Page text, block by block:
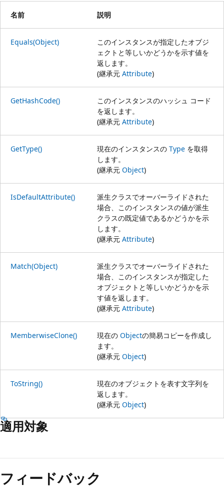
名前 説明
Equals(Object)
このインスタンスが指定したオブジ
ェクトと等しいかどうかを示す値を
返します。
(継承元 Attribute)
GetHashCode()
このインスタンスのハッシュ コード
を返します。
(継承元 Attribute)
GetType() 現在のインスタンスの Type を取得
します。
(継承元 Object)
IsDefaultAttribute()
派生クラスでオーバーライドされた
場合、このインスタンスの値が派生
クラスの既定値であるかどうかを示
します。
(継承元 Attribute)
Match(Object)
派生クラスでオーバーライドされた
場合、このインスタンスが指定した
オブジェクトと等しいかどうかを示
す値を返します。
(継承元 Attribute)
MemberwiseClone() 現在の Objectの簡易コピーを作成し
ます。
(継承元 Object)
ToString()
現在のオブジェクトを表す文字列を
返します。
(継承元 Object)
適用対象
フィードバック